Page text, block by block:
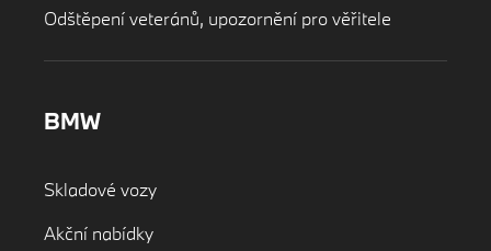
Odštěpení veteránů, upozornění pro věřitele
BMW
Skladové vozy
Akční nabídky